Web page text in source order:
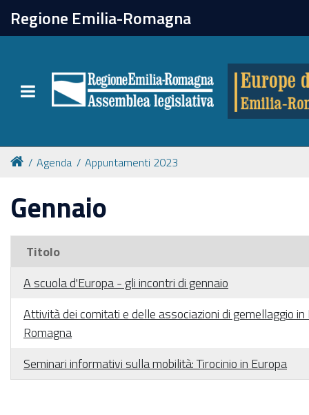
Regione Emilia-Romagna
Toggle navigation
chiudi
Attività
Formazione
Eventi
Newsletter
Agenda Appuntamenti 2023
Gennaio
Titolo
A scuola d'Europa - gli incontri di gennaio
Attività dei comitati e delle associazioni di gemellaggio
Romagna
Seminari informativi sulla mobilità: Tirocinio in Europa